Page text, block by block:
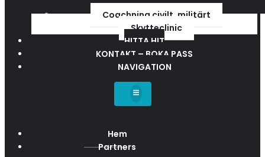
Coachning civilt, militärt
Skytteclinic
HITTA HIT
KONTAKT – BOKA PASS
NAVIGATION
Hem
Partners